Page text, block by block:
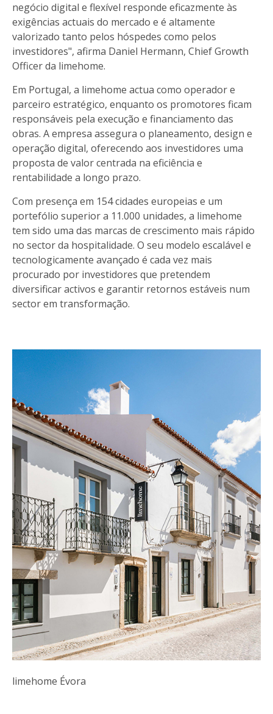
negócio digital e flexível responde eficazmente às
exigências actuais do mercado e é altamente
valorizado tanto pelos hóspedes como pelos
investidores", afirma Daniel Hermann, Chief Growth
Officer da limehome.
Em Portugal, a limehome actua como operador e
parceiro estratégico, enquanto os promotores ficam
responsáveis pela execução e financiamento das
obras. A empresa assegura o planeamento, design e
operação digital, oferecendo aos investidores uma
proposta de valor centrada na eficiência e
rentabilidade a longo prazo.
Com presença em 154 cidades europeias e um
portefólio superior a 11.000 unidades, a limehome
tem sido uma das marcas de crescimento mais rápido
no sector da hospitalidade. O seu modelo escalável e
tecnologicamente avançado é cada vez mais
procurado por investidores que pretendem
diversificar activos e garantir retornos estáveis num
sector em transformação.
limehome Évora